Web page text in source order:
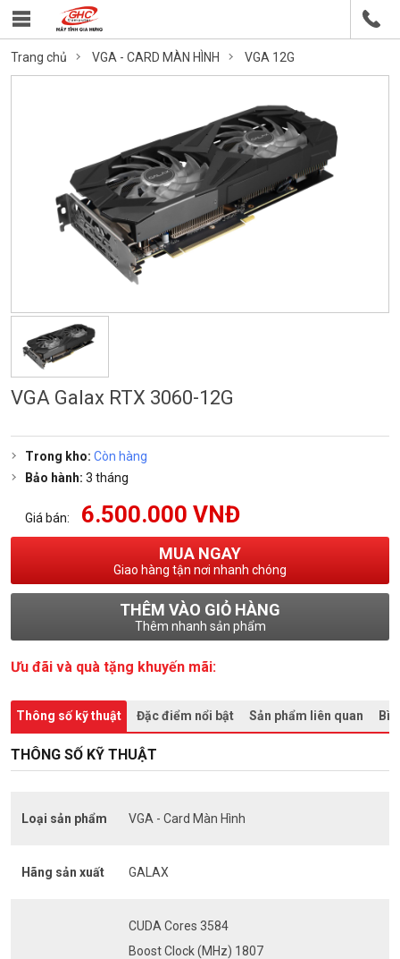
Trang chủ VGA - CARD MÀN HÌNH VGA 12G
VGA Galax RTX 3060-12G
Trong kho: Còn hàng
Bảo hành: 3 tháng
Giá bán: 6.500.000 VNĐ
MUA NGAY
Giao hàng tận nơi nhanh chóng
THÊM VÀO GIỎ HÀNG
Thêm nhanh sản phẩm
Ưu đãi và quà tặng khuyến mãi:
Thông số kỹ thuật Đặc điểm nổi bật Sản phẩm liên quan
THÔNG SỐ KỸ THUẬT
Loại sản phẩm VGA - Card Màn Hình
Hãng sản xuất GALAX
CUDA Cores 3584
Boost Clock (MHz) 1807